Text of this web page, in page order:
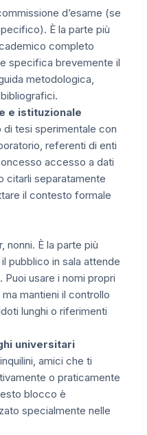
d’esame (se
È la parte più
completo
specifica brevemente il
metodologica,
e istituzionale
di tesi sperimentale con
referenti di enti
accesso a dati
citarli separatamente
il contesto formale
nonni. È la parte più
pubblico in sala attende
usare i nomi propri
mantieni il controllo
lunghi o riferimenti
universitari
amici che ti
o praticamente
blocco è
specialmente nelle